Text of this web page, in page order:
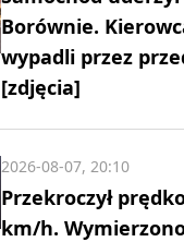
Borównie.
wypadli przez
[zdjęcia]
Przekroczył
km/h.
2026-08-07, 20:10